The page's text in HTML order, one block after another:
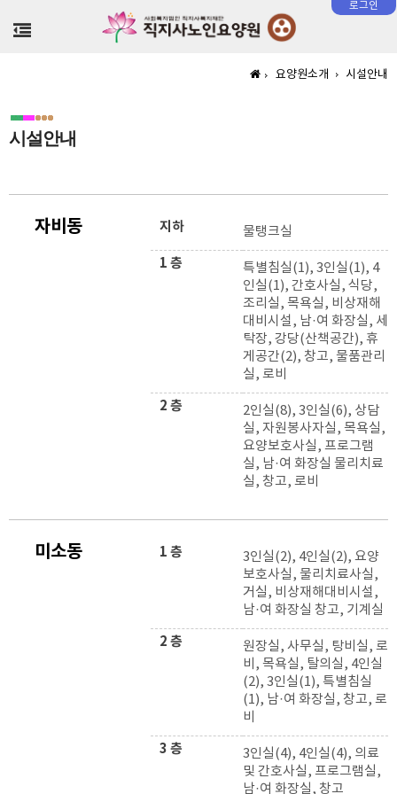
로그인
요양원소개 시설안내
시설안내
자비동 지하 물탱크실
1 층
특별침실(1), 3인실(1), 4
인실(1), 간호사실, 식당,
조리실, 목욕실, 비상재해
대비시설, 남·여 화장실, 세
탁장, 강당(산책공간), 휴
게공간(2), 창고, 물품관리
실, 로비
2 층
2인실(8), 3인실(6), 상담
실, 자원봉사자실, 목욕실,
요양보호사실, 프로그램
실, 남·여 화장실 물리치료
실, 창고, 로비
미소동 1 층
3인실(2), 4인실(2), 요양
보호사실, 물리치료사실,
거실, 비상재해대비시설,
남·여 화장실 창고, 기계실
2 층
원장실, 사무실, 탕비실, 로
비, 목욕실, 탈의실, 4인실
(2), 3인실(1), 특별침실
(1), 남·여 화장실, 창고, 로
비
3 층
3인실(4), 4인실(4), 의료
및 간호사실, 프로그램실,
남·여 화장실, 창고